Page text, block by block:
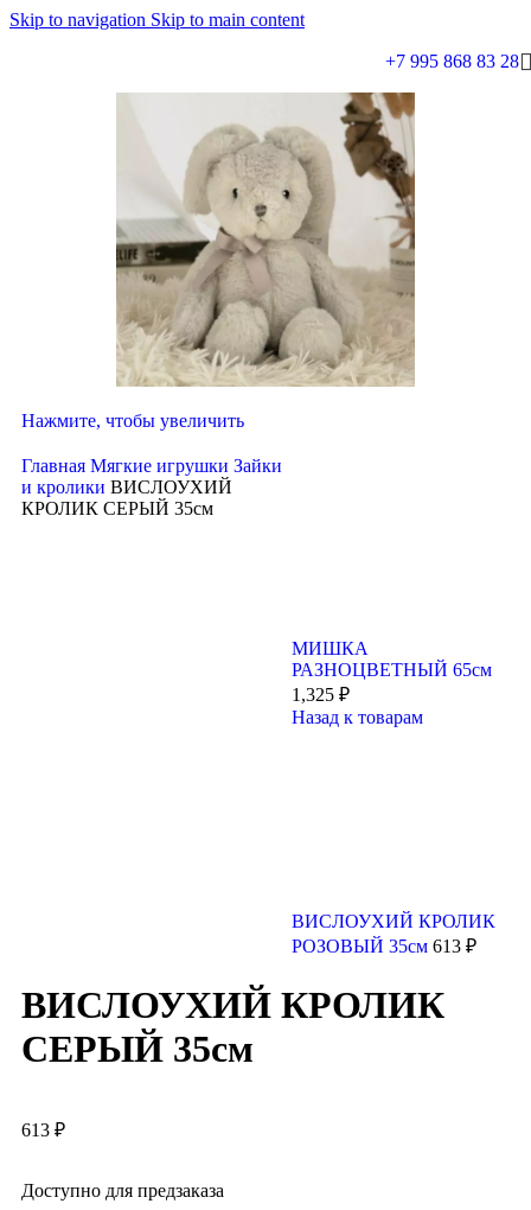
Skip to navigation Skip to main content
+7 995 868 83 28
Нажмите, чтобы увеличить
Главная Мягкие игрушки Зайки
и кролики ВИСЛОУХИЙ
КРОЛИК СЕРЫЙ 35см
МИШКА
РАЗНОЦВЕТНЫЙ 65см
1,325₽
Назад к товарам
ВИСЛОУХИЙ КРОЛИК
РОЗОВЫЙ 35см613₽
ВИСЛОУХИЙ КРОЛИК
СЕРЫЙ 35см
613 ₽
Доступно для предзаказа